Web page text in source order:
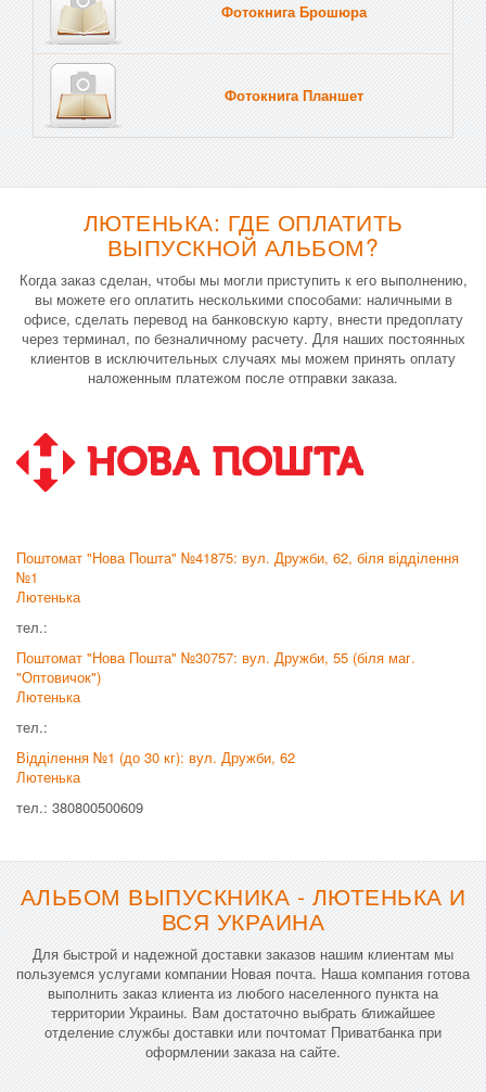
Фотокнига Брошюра
Фотокнига Планшет
ЛЮТЕНЬКА: ГДЕ ОПЛАТИТЬ
ВЫПУСКНОЙ АЛЬБОМ?
Когда заказ сделан, чтобы мы могли приступить к его выполнению,
вы можете его оплатить несколькими способами: наличными в
офисе, сделать перевод на банковскую карту, внести предоплату
через терминал, по безналичному расчету. Для наших постоянных
клиентов в исключительных случаях мы можем принять оплату
наложенным платежом после отправки заказа.
Поштомат "Нова Пошта" №41875: вул. Дружби, 62, біля відділення
№1
Лютенька
тел.:
Поштомат "Нова Пошта" №30757: вул. Дружби, 55 (біля маг.
"Оптовичок")
Лютенька
тел.:
Відділення №1 (до 30 кг): вул. Дружби, 62
Лютенька
тел.: 380800500609
АЛЬБОМ ВЫПУСКНИКА - ЛЮТЕНЬКА И
ВСЯ УКРАИНА
Для быстрой и надежной доставки заказов нашим клиентам мы
пользуемся услугами компании Новая почта. Наша компания готова
выполнить заказ клиента из любого населенного пункта на
территории Украины. Вам достаточно выбрать ближайшее
отделение службы доставки или почтомат Приватбанка при
оформлении заказа на сайте.